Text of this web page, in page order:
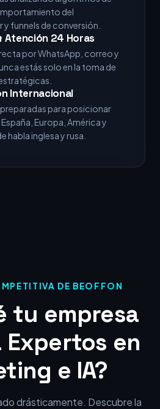
del
funnels de conversión.
Atención 24 Horas
por WhatsApp, correo y
estás solo en la toma de
Internacional
para posicionar
Europa, América y
habla inglesa y rusa.
DE BEOFFON
tu empresa
en
e IA?
drásticamente. Descubre la